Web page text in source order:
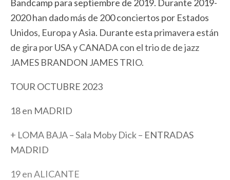
Bandcamp para septiembre de 2019. Durante 2019-
2020 han dado más de 200 conciertos por Estados
Unidos, Europa y Asia. Durante esta primavera están
de gira por USA y CANADA con el trio de de jazz
JAMES BRANDON JAMES TRIO.
TOUR OCTUBRE 2023
18 en MADRID
+ LOMA BAJA – Sala Moby Dick – ENTRADAS
MADRID
19 en ALICANTE